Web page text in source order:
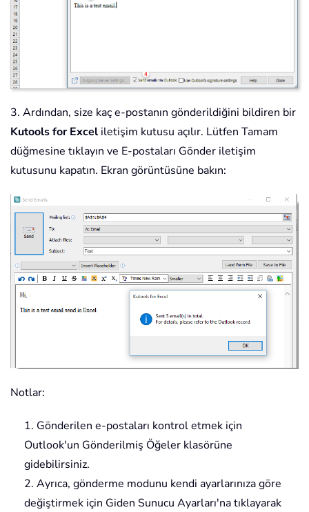
3. Ardından, size kaç e-postanın gönderildiğini bildiren bir
Kutools for Excel iletişim kutusu açılır. Lütfen Tamam
düğmesine tıklayın ve E-postaları Gönder iletişim
kutusunu kapatın. Ekran görüntüsüne bakın:
Notlar:
1. Gönderilen e-postaları kontrol etmek için
Outlook'un Gönderilmiş Öğeler klasörüne
gidebilirsiniz.
2. Ayrıca, gönderme modunu kendi ayarlarınıza göre
değiştirmek için Giden Sunucu Ayarları'na tıklayarak